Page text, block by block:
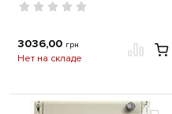
R33 043 JAZ 230В 5-10А
3036,00 грн
Нет на складе